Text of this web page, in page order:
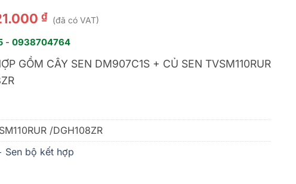
₫ (đã có VAT)
- 0938704764
GỒM CÂY SEN DM907C1S + CỦ SEN TVSM110RUR
/DGH108ZR
Sen bộ kết hợp